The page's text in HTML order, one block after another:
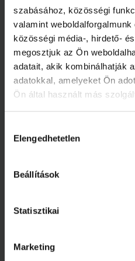
szabásához, közösségi
valamint
közösségi média-, hirdető-
megosztjuk az Ön
adatait, akik kombinálhatják
adatokkal, amelyeket Ön
Ön által használt más
kiválasztása
Elengedhetetlen
Beállítások
Statisztikai
Marketing
Megnézem az összeset
További friss hírek
Megnézem az összeset